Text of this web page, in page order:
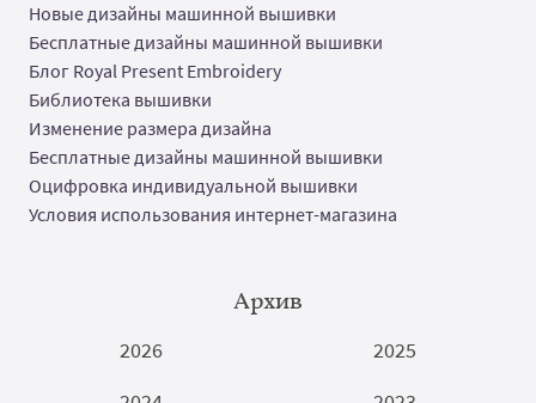
Новые дизайны машинной вышивки
Бесплатные дизайны машинной вышивки
Блог Royal Present Embroidery
Библиотека вышивки
Изменение размера дизайна
Бесплатные дизайны машинной вышивки
Оцифровка индивидуальной вышивки
Условия использования интернет-магазина
Архив
2026
2025